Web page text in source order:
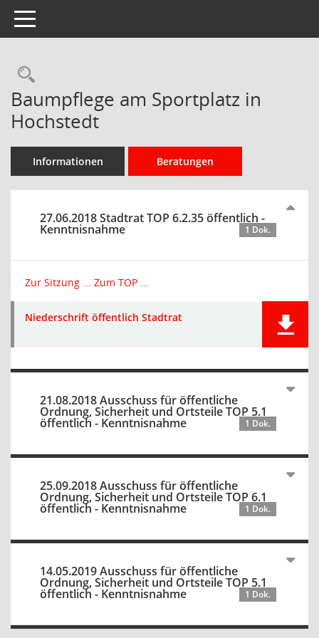
Toggle navigation
Rechercheauswahl
Baumpflege am Sportplatz in
Hochstedt
Informationen Beratungen
27.06.2018 Stadtrat TOP 6.2.35 öffentlich -
Kenntnisnahme 1 Dok.
Zur Sitzung ... Zum TOP ...
Niederschrift öffentlich Stadtrat
21.08.2018 Ausschuss für öffentliche
Ordnung, Sicherheit und Ortsteile TOP 5.1
öffentlich - Kenntnisnahme 1 Dok.
25.09.2018 Ausschuss für öffentliche
Ordnung, Sicherheit und Ortsteile TOP 6.1
öffentlich - Kenntnisnahme 1 Dok.
14.05.2019 Ausschuss für öffentliche
Ordnung, Sicherheit und Ortsteile TOP 5.1
öffentlich - Kenntnisnahme 1 Dok.